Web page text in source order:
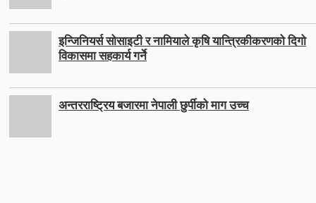
इन्जिनियर्स सोसाइटी र नामियाले कृषि यान्त्रिकीकरणको दिगो
विकासमा सहकार्य गर्ने
अन्तरराष्ट्रिय बजारमा नेपाली छुर्पीको माग उच्च